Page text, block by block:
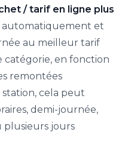
/ tarif en ligne plus
automatiquement et
au meilleur tarif
en fonction
remontées
station, cela peut
demi-journée,
jours